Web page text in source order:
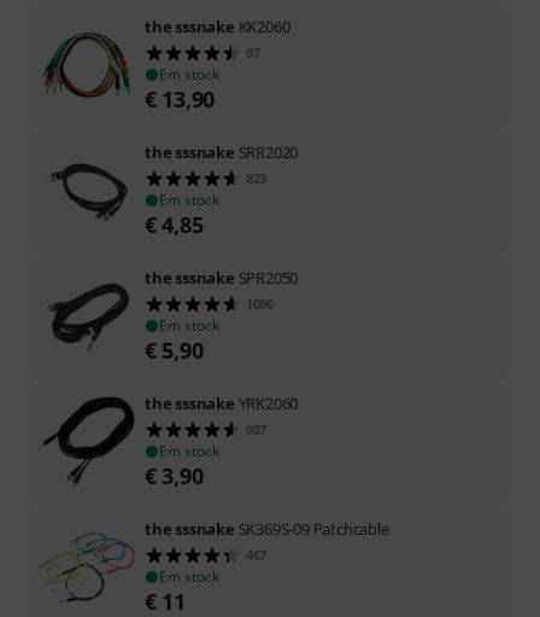
the sssnake KK2060
97
Em stock
€ 13,90
the sssnake SRR2020
823
Em stock
€4,85
the sssnake SPR2050
1096
Em stock
€ 5,90
the sssnake YRK2060
987
Em stock
€ 3,90
the sssnake SK369S-09 Patchcable
467
Em stock
€ 11